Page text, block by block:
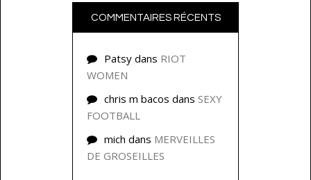
COMMENTAIRES RÉCENTS
Patsy dans RIOT
WOMEN
chris m bacos dans SEXY
FOOTBALL
mich dans MERVEILLES
DE GROSEILLES